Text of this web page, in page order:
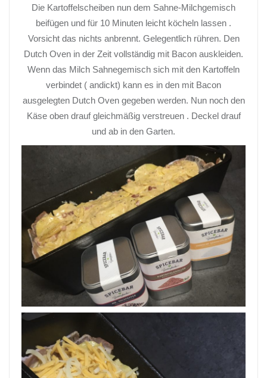
Die Kartoffelscheiben nun dem Sahne-Milchgemisch
beifügen und für 10 Minuten leicht köcheln lassen .
Vorsicht das nichts anbrennt. Gelegentlich rühren. Den
Dutch Oven in der Zeit vollständig mit Bacon auskleiden.
Wenn das Milch Sahnegemisch sich mit den Kartoffeln
verbindet ( andickt) kann es in den mit Bacon
ausgelegten Dutch Oven gegeben werden. Nun noch den
Käse oben drauf gleichmäßig verstreuen . Deckel drauf
und ab in den Garten.